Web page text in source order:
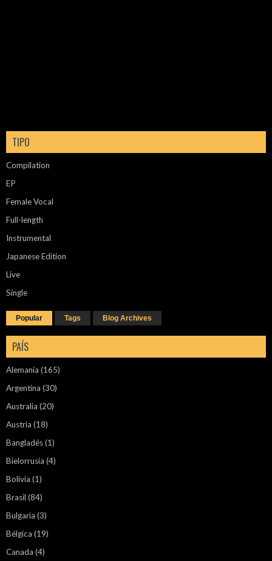
TIPO
Compilation
EP
Female Vocal
Full-length
Instrumental
Japanese Edition
Live
Single
Popular Tags Blog Archives
PAÍS
Alemania (165)
Argentina (30)
Australia (20)
Austria (18)
Bangladés(1)
Bielorrusia (4)
Bolivia (1)
Brasil (84)
Bulgaria (3)
Bélgica (19)
Canada (4)